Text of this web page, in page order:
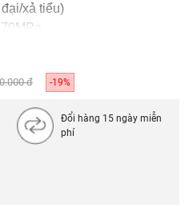
xả tiểu)
đ -19%
Đổi hàng 15 ngày miễn
phí